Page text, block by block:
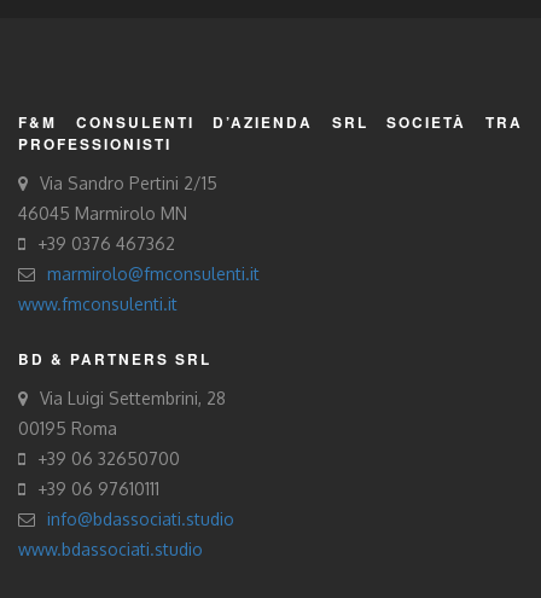
F&M CONSULENTI D’AZIENDA SRL SOCIETÀ TRA
PROFESSIONISTI
Via Sandro Pertini 2/15
46045 Marmirolo MN
+39 0376 467362
marmirolo@fmconsulenti.it
www.fmconsulenti.it
BD & PARTNERS SRL
Via Luigi Settembrini, 28
00195 Roma
+39 06 32650700
+39 06 97610111
info@bdassociati.studio
www.bdassociati.studio